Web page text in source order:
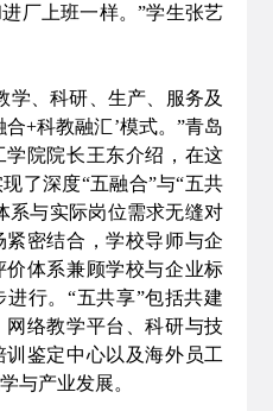
厂上班一样。”学生张艺
、科研、生产、服务及
+科教融汇’模式。”青岛
院院长王东介绍，在这
了深度“五融合”与“五共
系与实际岗位需求无缝对
密结合，学校导师与企
体系兼顾学校与企业标
行。“五共享”包括共建
络教学平台、科研与技
鉴定中心以及海外员工
与产业发展。